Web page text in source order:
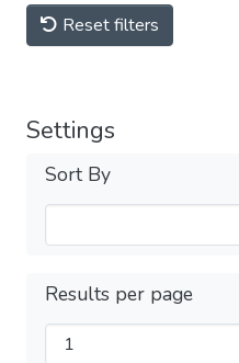
Reset filters
Settings
Sort By
Results per page